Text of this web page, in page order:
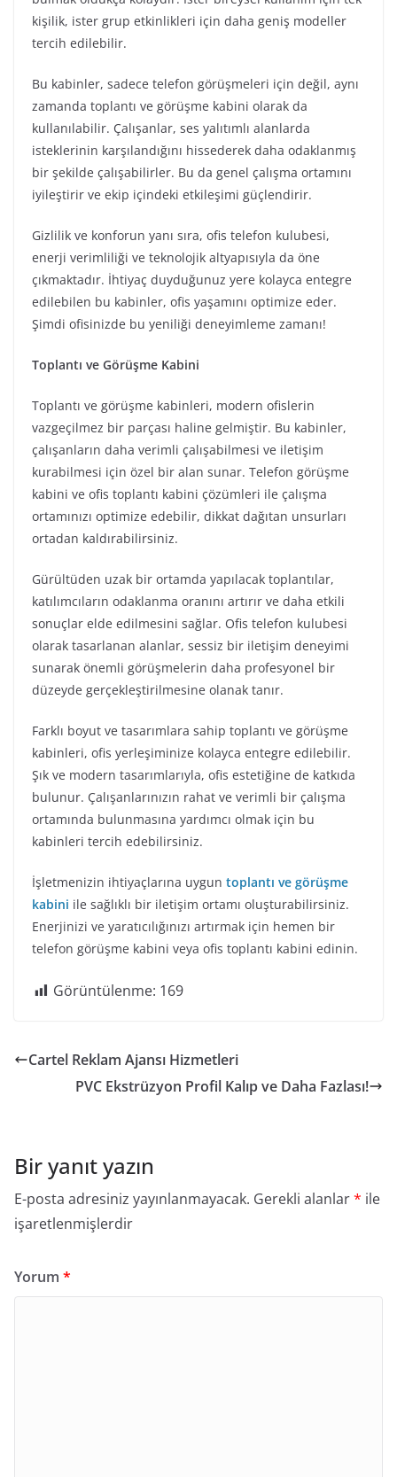
kişilik, ister grup etkinlikleri için daha geniş modeller
tercih edilebilir.
Bu kabinler, sadece telefon görüşmeleri için değil, aynı
zamanda toplantı ve görüşme kabini olarak da
kullanılabilir. Çalışanlar, ses yalıtımlı alanlarda
isteklerinin karşılandığını hissederek daha odaklanmış
bir şekilde çalışabilirler. Bu da genel çalışma ortamını
iyileştirir ve ekip içindeki etkileşimi güçlendirir.
Gizlilik ve konforun yanı sıra, ofis telefon kulubesi,
enerji verimliliği ve teknolojik altyapısıyla da öne
çıkmaktadır. İhtiyaç duyduğunuz yere kolayca entegre
edilebilen bu kabinler, ofis yaşamını optimize eder.
Şimdi ofisinizde bu yeniliği deneyimleme zamanı!
Toplantı ve Görüşme Kabini
Toplantı ve görüşme kabinleri, modern ofislerin
vazgeçilmez bir parçası haline gelmiştir. Bu kabinler,
çalışanların daha verimli çalışabilmesi ve iletişim
kurabilmesi için özel bir alan sunar. Telefon görüşme
kabini ve ofis toplantı kabini çözümleri ile çalışma
ortamınızı optimize edebilir, dikkat dağıtan unsurları
ortadan kaldırabilirsiniz.
Gürültüden uzak bir ortamda yapılacak toplantılar,
katılımcıların odaklanma oranını artırır ve daha etkili
sonuçlar elde edilmesini sağlar. Ofis telefon kulubesi
olarak tasarlanan alanlar, sessiz bir iletişim deneyimi
sunarak önemli görüşmelerin daha profesyonel bir
düzeyde gerçekleştirilmesine olanak tanır.
Farklı boyut ve tasarımlara sahip toplantı ve görüşme
kabinleri, ofis yerleşiminize kolayca entegre edilebilir.
Şık ve modern tasarımlarıyla, ofis estetiğine de katkıda
bulunur. Çalışanlarınızın rahat ve verimli bir çalışma
ortamında bulunmasına yardımcı olmak için bu
kabinleri tercih edebilirsiniz.
İşletmenizin ihtiyaçlarına uygun toplantı ve görüşme
kabini ile sağlıklı bir iletişim ortamı oluşturabilirsiniz.
Enerjinizi ve yaratıcılığınızı artırmak için hemen bir
telefon görüşme kabini veya ofis toplantı kabini edinin.
Görüntülenme: 169
Cartel Reklam Ajansı Hizmetleri
PVC Ekstrüzyon Profil Kalıp ve Daha Fazlası!
Bir yanıt yazın
E-posta adresiniz yayınlanmayacak. Gerekli alanlar* ile
işaretlenmişlerdir
Yorum *